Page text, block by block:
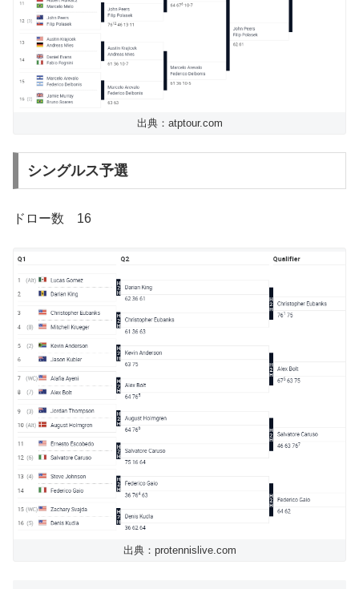
出典：atptour.com
シングルス予選
ドロー数 16
出典：protennislive.com